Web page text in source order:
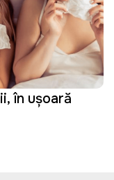
în ușoară